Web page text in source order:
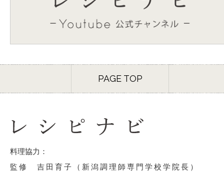
PAGE TOP
料理協力：
監修 吉田育子（新潟調理師専門学校学院長）